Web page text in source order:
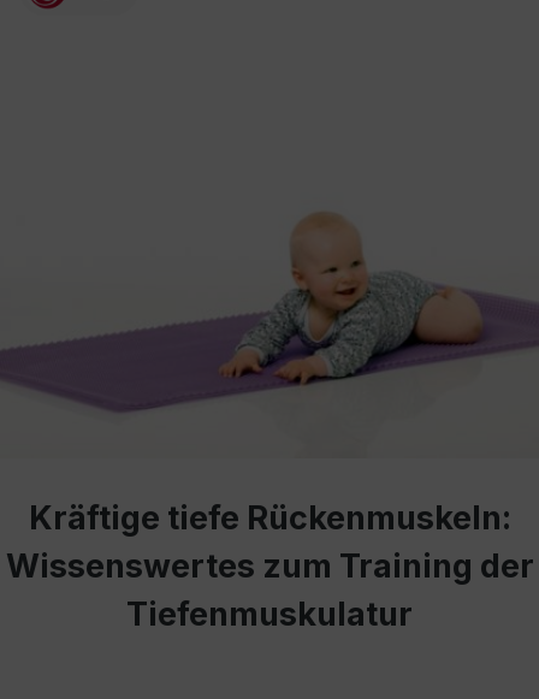
Kräftige tiefe Rückenmuskeln:
Wissenswertes zum Training der
Tiefenmuskulatur